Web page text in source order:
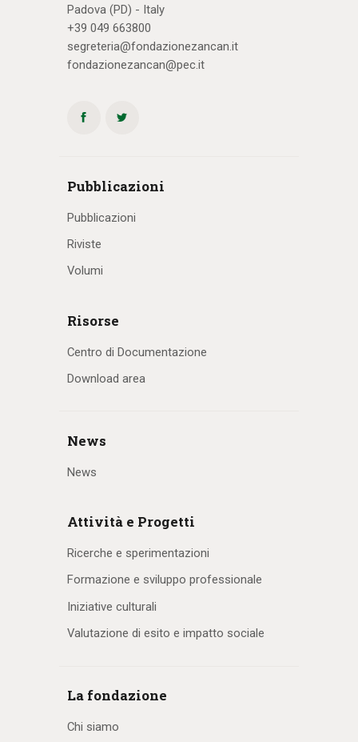
Padova (PD) - Italy
+39 049 663800
segreteria@fondazionezancan.it
fondazionezancan@pec.it
Pubblicazioni
Pubblicazioni
Riviste
Volumi
Risorse
Centro di Documentazione
Download area
News
News
Attività e Progetti
Ricerche e sperimentazioni
Formazione e sviluppo professionale
Iniziative culturali
Valutazione di esito e impatto sociale
La fondazione
Chi siamo